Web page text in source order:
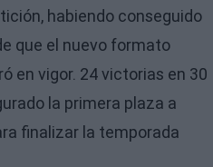
habiendo conseguido
que el nuevo formato
en vigor. 24 victorias en 30
la primera plaza a
finalizar la temporada